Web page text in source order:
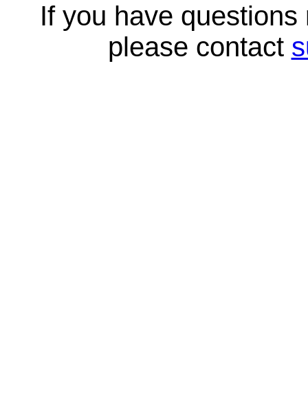
If you have
please contact